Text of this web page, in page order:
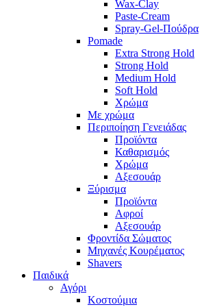
Wax-Clay
Paste-Cream
Spray-Gel-Πούδρα
Pomade
Extra Strong Hold
Strong Hold
Medium Hold
Soft Hold
Χρώμα
Με χρώμα
Περιποίηση Γενειάδας
Προϊόντα
Καθαρισμός
Χρώμα
Αξεσουάρ
Ξύρισμα
Προϊόντα
Αφροί
Αξεσουάρ
Φροντίδα Σώματος
Μηχανές Κουρέματος
Shavers
Παιδικά
Αγόρι
Κοστούμια